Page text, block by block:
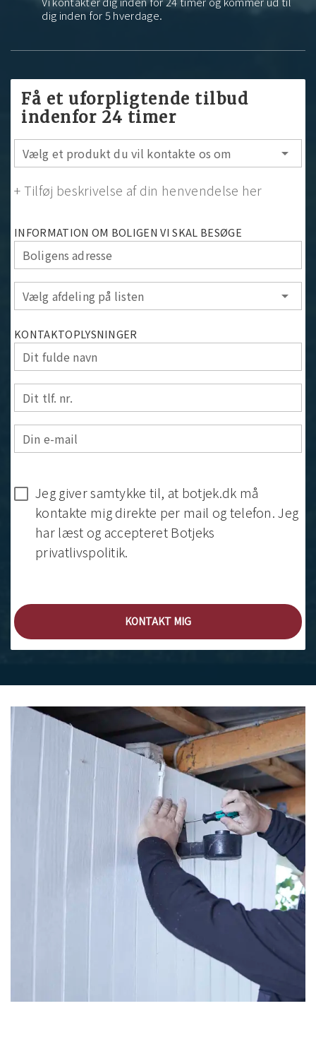
dig inden for 5 hverdage.
Få et uforpligtende tilbud
indenfor 24 timer
Vælg et produkt du vil kontakte os om arrow_drop_down
+ Tilføj beskrivelse af din henvendelse her
INFORMATION OM BOLIGEN VI SKAL BESØGE
Boligens adresse
Vælg afdeling på listen arrow_drop_down
KONTAKTOPLYSNINGER
Dit fulde navn
Dit tlf. nr.
Din e-mail
Jeg giver samtykke til, at botjek.dk må
kontakte mig direkte per mail og telefon. Jeg
har læst og accepteret Botjeks
privatlivspolitik.
KONTAKT MIG